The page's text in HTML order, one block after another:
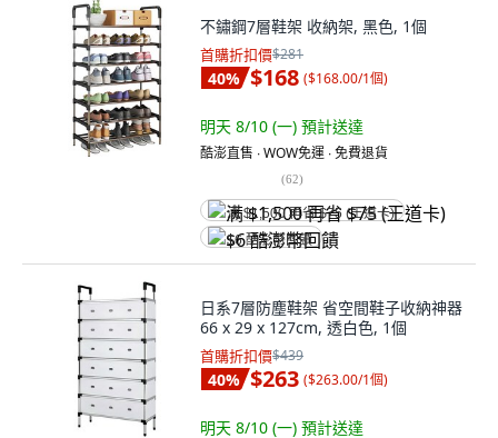
不鏽鋼7層鞋架 收納架, 黑色, 1個
首購折扣價$281
40% $168 ($168.00/1個)
明天 8/10 (一) 預計送達
酷澎直售 ∙ WOW免運 ∙ 免費退貨
(62)
满 $1,500 再省 $75 (王道卡)
$6 酷澎幣回饋
日系7層防塵鞋架 省空間鞋子收納神器
66 x 29 x 127cm, 透白色, 1個
首購折扣價$439
40% $263 ($263.00/1個)
明天 8/10 (一) 預計送達